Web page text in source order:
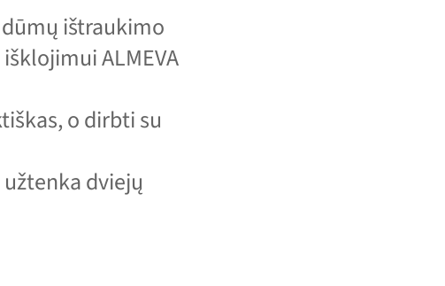
ištraukimo
ALMEVA
o dirbti su
dviejų